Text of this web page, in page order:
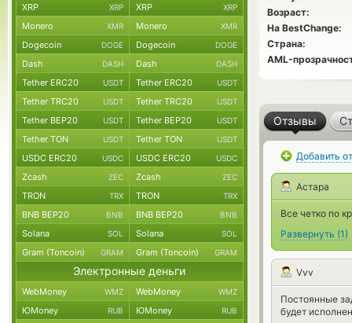
Возраст:
На BestChange:
Страна:
AML-
Отзывы
Добавить
Астара
Все четко по
Развернуть (1)
Vvv
Постоянные
будет
XRP XRP XRP XRP
Monero XMR Monero XMR
Dogecoin DOGE Dogecoin DOGE
Dash DASH Dash DASH
Tether ERC20 USDT Tether ERC20 USDT
Tether TRC20 USDT Tether TRC20 USDT
Tether BEP20 USDT Tether BEP20 USDT
Tether TON USDT Tether TON USDT
USDC ERC20 USDC USDC ERC20 USDC
Zcash ZEC Zcash ZEC
TRON TRX TRON TRX
BNB BEP20 BNB BNB BEP20 BNB
Solana SOL Solana SOL
Gram (Toncoin) GRAM Gram (Toncoin) GRAM
Электронные деньги
WebMoney WMZ WebMoney WMZ
ЮMoney RUB ЮMoney RUB